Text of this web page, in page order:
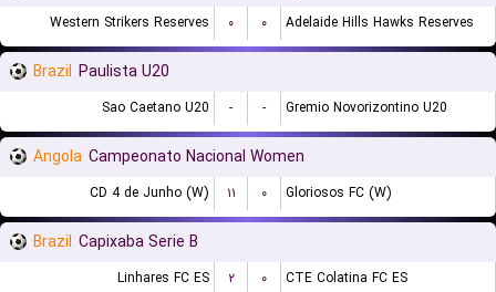
Western Strikers Reserves ۰ ۰ Adelaide Hills Hawks Reserves
Brazil Paulista U20
Sao Caetano U20 - - Gremio Novorizontino U20
Angola Campeonato Nacional Women
CD 4 de Junho (W) ۱۱ ۰ Gloriosos FC (W)
Brazil Capixaba Serie B
Linhares FC ES ۲ ۰ CTE Colatina FC ES